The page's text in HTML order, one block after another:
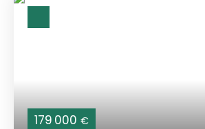
179 000 €